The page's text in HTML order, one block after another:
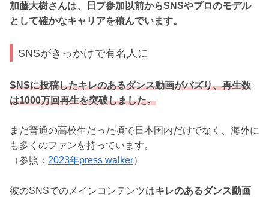
加藤大樹さんは、日プ参加以前からSNSやプロのモデル
として確かなキャリアを積んでいます。
SNSがきっかけで有名人に
SNSに投稿したキレのあるダンス動画がバズり、再生数
は1000万回再生を突破しました。
まだ普通の高校生だった頃で日本国内だけでなく、海外に
も多くのファンを持っています。
（参照： 2023年press walker）
彼のSNSでのメインコンテンツはキレのあるダンス動画